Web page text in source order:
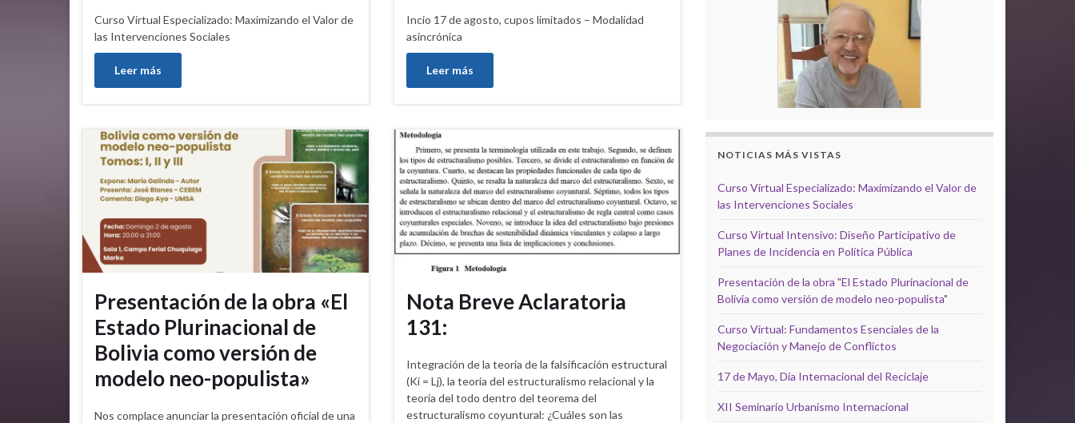
Curso Virtual Especializado: Maximizando el Valor de
las Intervenciones Sociales
Leer más
Incio 17 de agosto, cupos limitados – Modalidad
asincrónica
Leer más
Presentación de la obra «El
Estado Plurinacional de
Bolivia como versión de
modelo neo-populista»
Nos complace anunciar la presentación oficial de una
Nota Breve Aclaratoria
131:
Integración de la teoría de la falsificación estructural
(Ki = Lj), la teoría del estructuralismo relacional y la
teoría del todo dentro del teorema del
estructuralismo coyuntural: ¿Cuáles son las
NOTICIAS MÁS VISTAS
Curso Virtual Especializado: Maximizando el Valor de
las Intervenciones Sociales
Curso Virtual Intensivo: Diseño Participativo de
Planes de Incidencia en Política Pública
Presentación de la obra "El Estado Plurinacional de
Bolivia como versión de modelo neo-populista"
Curso Virtual: Fundamentos Esenciales de la
Negociación y Manejo de Conflictos
17 de Mayo, Día Internacional del Reciclaje
XII Seminario Urbanismo Internacional